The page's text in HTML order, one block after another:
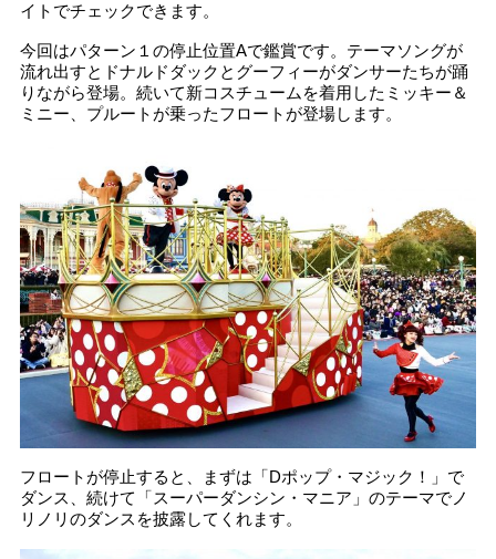
イトでチェックできます。
今回はパターン１の停止位置Aで鑑賞です。テーマソングが
流れ出すとドナルドダックとグーフィーがダンサーたちが踊
りながら登場。続いて新コスチュームを着用したミッキー＆
ミニー、プルートが乗ったフロートが登場します。
フロートが停止すると、まずは「Dポップ・マジック！」で
ダンス、続けて「スーパーダンシン・マニア」のテーマでノ
リノリのダンスを披露してくれます。